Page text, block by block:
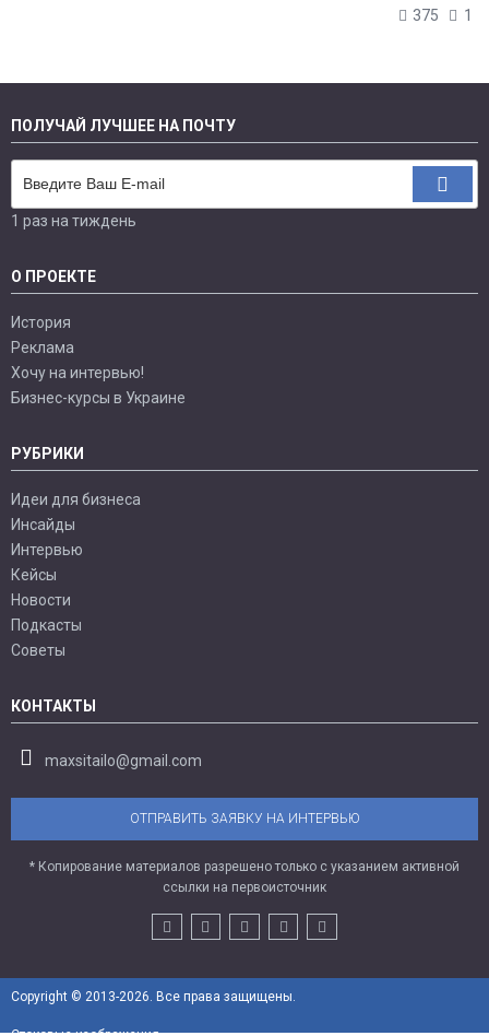
375 1
ПОЛУЧАЙ ЛУЧШЕЕ НА ПОЧТУ
1 раз на тиждень
О ПРОЕКТЕ
История
Реклама
Хочу на интервью!
Бизнес-курсы в Украине
РУБРИКИ
Идеи для бизнеса
Инсайды
Интервью
Кейсы
Новости
Подкасты
Советы
КОНТАКТЫ
maxsitailo@gmail.com
ОТПРАВИТЬ ЗАЯВКУ НА ИНТЕРВЬЮ
* Копирование материалов разрешено только с указанием активной
ссылки на первоисточник
Copyright © 2013-2026. Все права защищены.